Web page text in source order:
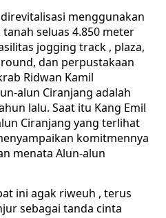
menggunakan
seluas 4.850 meter
jogging track , plaza,
dan perpustakaan
Ridwan Kamil
alun Ciranjang adalah
lalu. Saat itu Kang Emil
Ciranjang yang terlihat
komitmennya
menata Alun-alun
ini agak riweuh , terus
sebagai tanda cinta